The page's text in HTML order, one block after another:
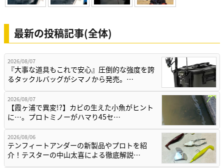
最新の投稿記事(全体)
2026/08/07
『大事な道具もこれで安心』圧倒的な強度を誇
るタックルバッグがシマノから発売。…
2026/08/07
【霞ヶ浦で異変!?】カビの生えた小魚がヒント
に…。プロトミノーがハマり45セ…
2026/08/06
テンフィートアンダーの新製品やプロトを紹
介！テスターの中山太喜による徹底解説…